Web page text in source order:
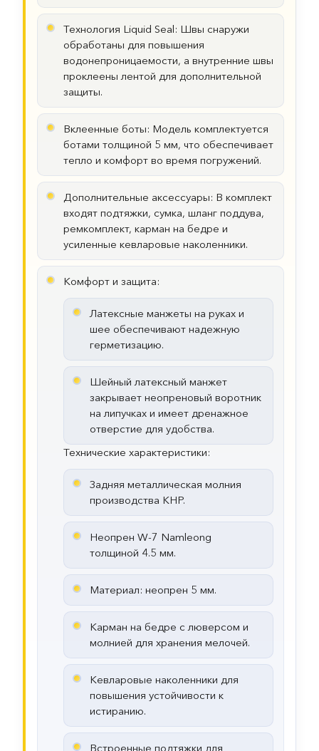
Технология Liquid Seal: Швы снаружи
обработаны для повышения
водонепроницаемости, а внутренние швы
проклеены лентой для дополнительной
защиты.
Вклеенные боты: Модель комплектуется
ботами толщиной 5 мм, что обеспечивает
тепло и комфорт во время погружений.
Дополнительные аксессуары: В комплект
входят подтяжки, сумка, шланг поддува,
ремкомплект, карман на бедре и
усиленные кевларовые наколенники.
Комфорт и защита:
Латексные манжеты на руках и
шее обеспечивают надежную
герметизацию.
Шейный латексный манжет
закрывает неопреновый воротник
на липучках и имеет дренажное
отверстие для удобства.
Технические характеристики:
Задняя металлическая молния
производства КНР.
Неопрен W-7 Namleong
толщиной 4.5 мм.
Материал: неопрен 5 мм.
Карман на бедре с люверсом и
молнией для хранения мелочей.
Кевларовые наколенники для
повышения устойчивости к
истиранию.
Встроенные подтяжки для